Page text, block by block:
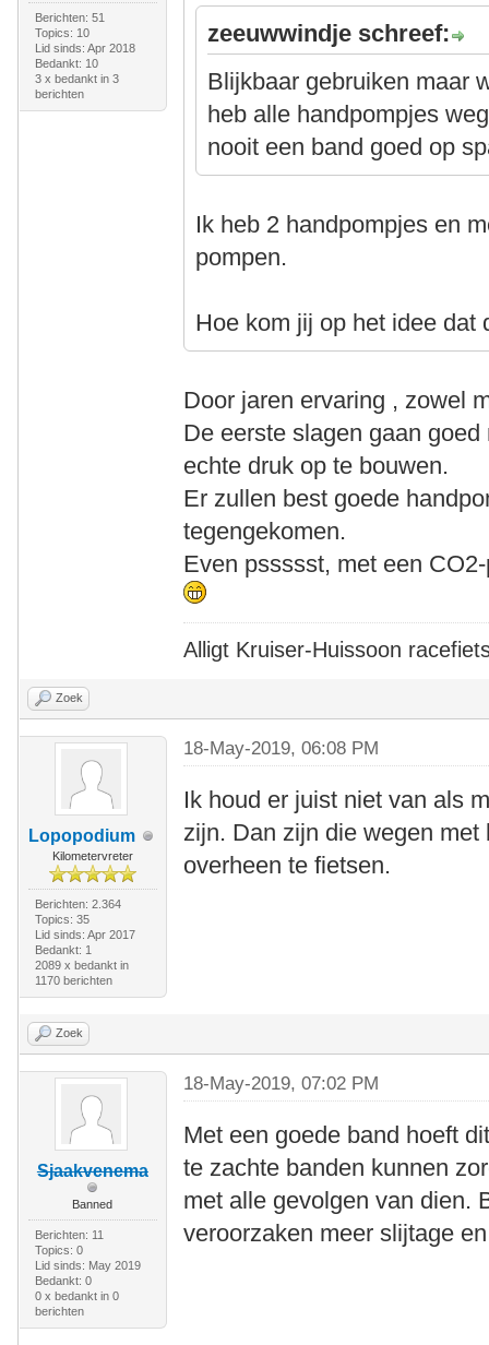
Berichten: 51
Topics: 10
Lid sinds: Apr 2018
Bedankt: 10
3 x bedankt in 3
berichten
zeeuwwindje schreef:
Blijkbaar gebruiken maar
heb alle handpompjes
nooit een band goed op
Ik heb 2 handpompjes en
pompen.
Hoe kom jij op het idee dat
Door jaren ervaring , zowel
De eerste slagen gaan
echte druk op te bouwen.
Er zullen best goede
tegengekomen.
Even pssssst, met een
Alligt Kruiser-Huissoon
Zoek
Lopopodium
Kilometervreter
Berichten: 2.364
Topics: 35
Lid sinds: Apr 2017
Bedankt: 1
2089 x bedankt in
1170 berichten
18-May-2019, 06:08 PM
Ik houd er juist niet van als
zijn. Dan zijn die wegen
overheen te fietsen.
Zoek
Sjaakvenema
Banned
Berichten: 11
Topics: 0
Lid sinds: May 2019
Bedankt: 0
0 x bedankt in 0
berichten
18-May-2019, 07:02 PM
Met een goede band hoeft
te zachte banden kunnen
met alle gevolgen van dien.
veroorzaken meer slijtage